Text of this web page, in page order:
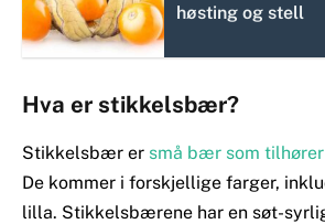
høsting og stell
Hva er stikkelsbær?
Stikkelsbær er små bær som
De kommer i forskjellige farger,
lilla. Stikkelsbærene har en søt-